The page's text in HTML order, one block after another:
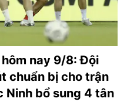
nay 9/8: Đội
chuẩn bị cho trận
Ninh bổ sung 4 tân